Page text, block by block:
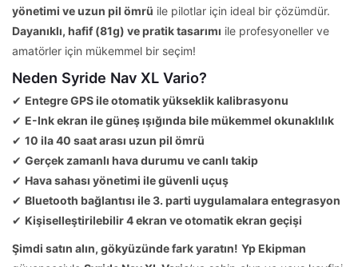
yönetimi ve uzun pil ömrü ile pilotlar için ideal bir çözümdür.
Dayanıklı, hafif (81g) ve pratik tasarımı ile profesyoneller ve
amatörler için mükemmel bir seçim!
Neden Syride Nav XL Vario?
✔ Entegre GPS ile otomatik yükseklik kalibrasyonu
✔ E-Ink ekran ile güneş ışığında bile mükemmel okunaklılık
✔ 10 ila 40 saat arası uzun pil ömrü
✔ Gerçek zamanlı hava durumu ve canlı takip
✔ Hava sahası yönetimi ile güvenli uçuş
✔ Bluetooth bağlantısı ile 3. parti uygulamalara entegrasyon
✔ Kişiselleştirilebilir 4 ekran ve otomatik ekran geçişi
Şimdi satın alın, gökyüzünde fark yaratın! Yp Ekipman